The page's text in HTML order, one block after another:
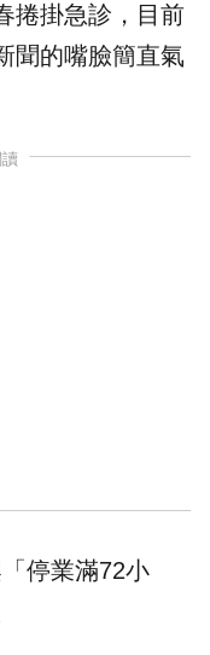
捲掛急診，目前
聞的嘴臉簡直氣
停業滿72小